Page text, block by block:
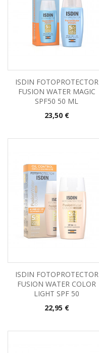
ISDIN FOTOPROTECTOR
FUSION WATER MAGIC
SPF50 50 ML
Precio
23,50 €
ISDIN FOTOPROTECTOR
FUSION WATER COLOR
LIGHT SPF 50
Precio
22,95 €